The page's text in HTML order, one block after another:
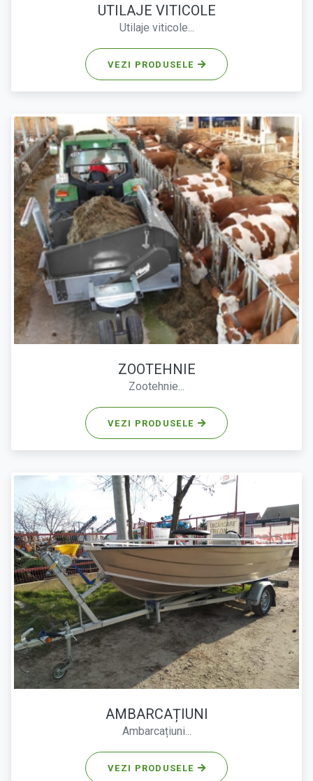
UTILAJE VITICOLE
Utilaje viticole...
VEZI PRODUSELE
ZOOTEHNIE
Zootehnie...
VEZI PRODUSELE
AMBARCAȚIUNI
Ambarcațiuni...
VEZI PRODUSELE